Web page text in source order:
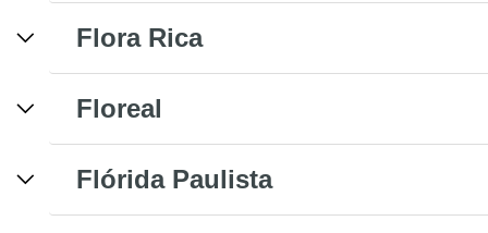
Flora Rica
Floreal
Flórida Paulista